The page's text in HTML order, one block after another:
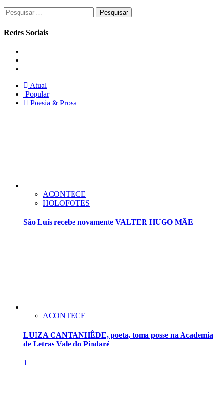
Pesquisar
por:
Redes Sociais
Atual
Popular
Poesia & Prosa
ACONTECE
HOLOFOTES
São Luís recebe novamente VALTER HUGO MÃE
ACONTECE
LUIZA CANTANHÊDE, poeta, toma posse na Academia
de Letras Vale do Pindaré
1